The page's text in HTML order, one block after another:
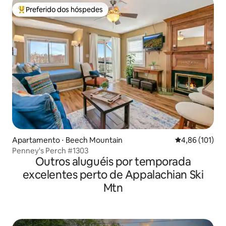
Entre os melhores preferidos dos hóspedes
Preferido dos hóspedes
Apartamento ⋅ Beech Mountain 4,86 de uma
4,86 (101)
Penney's Perch #1303
Outros aluguéis por temporada
excelentes perto de Appalachian Ski
Mtn